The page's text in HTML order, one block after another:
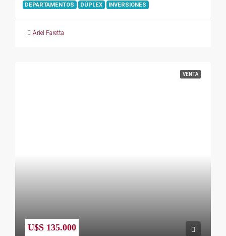
DEPARTAMENTOS DÚPLEX INVERSIONES
Ariel Faretta
VENTA
U$S 135.000